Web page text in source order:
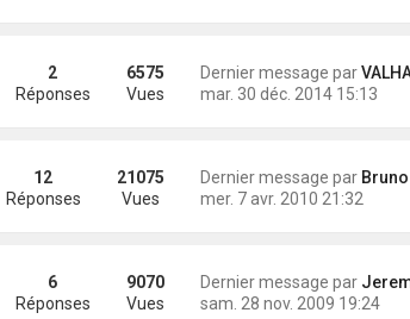
Dernier message par
mar. 30 déc. 2014 15:13
2
Réponses
6575
Vues
Dernier message par Bruno
mer. 7 avr. 2010 21:32
12
Réponses
21075
Vues
Dernier message par Jeremy
sam. 28 nov. 2009 19:24
6
Réponses
9070
Vues